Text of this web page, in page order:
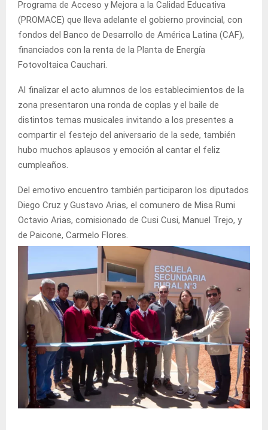
Programa de Acceso y Mejora a la Calidad Educativa
(PROMACE) que lleva adelante el gobierno provincial, con
fondos del Banco de Desarrollo de América Latina (CAF),
financiados con la renta de la Planta de Energía
Fotovoltaica Cauchari.
Al finalizar el acto alumnos de los establecimientos de la
zona presentaron una ronda de coplas y el baile de
distintos temas musicales invitando a los presentes a
compartir el festejo del aniversario de la sede, también
hubo muchos aplausos y emoción al cantar el feliz
cumpleaños.
Del emotivo encuentro también participaron los diputados
Diego Cruz y Gustavo Arias, el comunero de Misa Rumi
Octavio Arias, comisionado de Cusi Cusi, Manuel Trejo, y
de Paicone, Carmelo Flores.